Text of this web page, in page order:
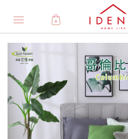
0
Product
產
品
詳
細
介